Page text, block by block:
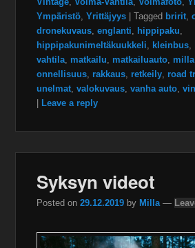
Ympäristö ,Yrittäjyys |Tagged bririt ,
dronekuvaus ,englanti hippipaku
hippipakunimeltäkuukkeli
kleinbus
vahtila matkailu matkailuauto
onnellisuus rakkaus retkeily road
unelmat ,valokuvaus ,vanha auto ,
Leave a reply
Syksyn videot
Posted on29.12.2019 by Milla —